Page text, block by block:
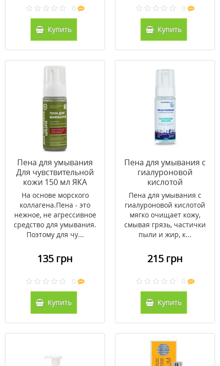
0
Купить
0
Купить
Пена для умывания
Для чувствительной
кожи 150 мл ЯКА
На основе морского
коллагена.Пена - это
нежное, не агрессивное
средство для умывания.
Поэтому для чу...
135 грн
0
Купить
Пена для умывания с
гиалуроновой
кислотой
RESISTHYAL™ ТМ
PHARMEA 150 мл
Пена для умывания с
гиалуроновой кислотой
мягко очищает кожу,
смывая грязь, частички
пыли и жир, к...
215 грн
0
Купить